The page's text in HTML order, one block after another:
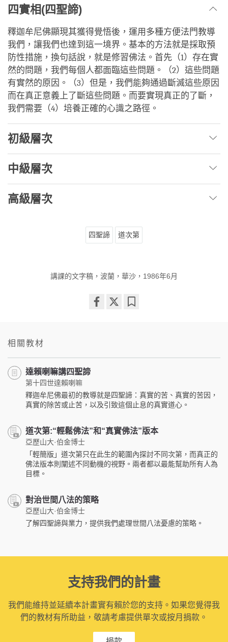
四實相(四聖諦)
釋迦牟尼佛顯現其獲得覺悟後，運用多種方便法門教導
我們，讓我們也達到這一境界。基本的方法就是採取預
防性措施，換句話說，就是修習佛法。首先（1）存在實
然的問題，我們每個人都面臨這些問題。（2）這些問題
有實然的原因。（3）但是，我們能夠通過斷滅這些原因
而在真正意義上了斷這些問題。而要實現真正的了斷，
我們需要（4）培養正確的心識之路徑。
初級層次
中級層次
高級層次
四聖諦 道次第
講課的文字稿，波蘭，華沙，1986年6月
相關教材
達賴喇嘛講四聖諦
第十四世達賴喇嘛
釋迦牟尼佛最初的教導就是四聖諦：真實的苦、真實的苦因，
真實的除苦或止苦，以及引致這個止息的真實道心。
道次第:“輕鬆佛法”和“真實佛法”版本
亞歷山大·伯金博士
「輕簡版」道次第只在此生的範圍內探討不同次第，而真正的
佛法版本則闡述不同動機的視野。兩者都以最能幫助所有人為
目標。
對治世間八法的策略
亞歷山大·伯金博士
了解四聖諦與業力，提供我們處理世間八法憂慮的策略。
支持我們的計畫
我們能維持並延續本計畫實有賴於您的支持。如果您覺得我
們的教材有所助益，敬請考慮提供單次或按月捐款。